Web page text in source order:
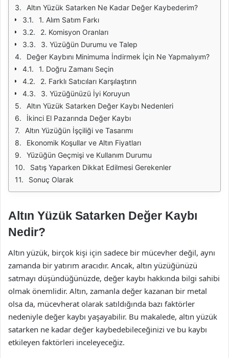
Altın Yüzük Satarken Ne Kadar Değer Kaybederim?
1. Alım Satım Farkı
2. Komisyon Oranları
3. Yüzüğün Durumu ve Talep
Değer Kaybını Minimuma İndirmek İçin Ne Yapmalıyım?
1. Doğru Zamanı Seçin
2. Farklı Satıcıları Karşılaştırın
3. Yüzüğünüzü İyi Koruyun
Altın Yüzük Satarken Değer Kaybı Nedenleri
İkinci El Pazarında Değer Kaybı
Altın Yüzüğün İşçiliği ve Tasarımı
Ekonomik Koşullar ve Altın Fiyatları
Yüzüğün Geçmişi ve Kullanım Durumu
Satış Yaparken Dikkat Edilmesi Gerekenler
Sonuç Olarak
Altın Yüzük Satarken Değer Kaybı
Nedir?
Altın yüzük, birçok kişi için sadece bir mücevher değil, aynı
zamanda bir yatırım aracıdır. Ancak, altın yüzüğünüzü
satmayı düşündüğünüzde, değer kaybı hakkında bilgi sahibi
olmak önemlidir. Altın, zamanla değer kazanan bir metal
olsa da, mücevherat olarak satıldığında bazı faktörler
nedeniyle değer kaybı yaşayabilir. Bu makalede, altın yüzük
satarken ne kadar değer kaybedebileceğinizi ve bu kaybı
etkileyen faktörleri inceleyeceğiz.